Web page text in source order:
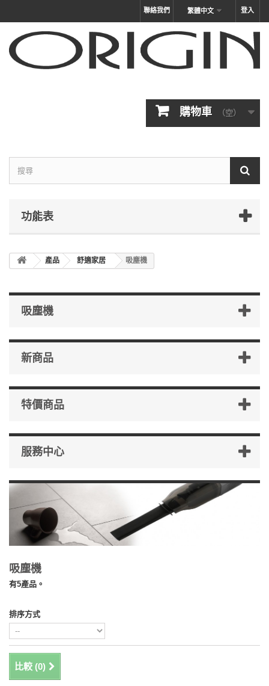
登入
繁體中文
聯絡我們
購物車 （空）
功能表
產品 舒適家居 吸塵機
吸塵機
新商品
特價商品
服務中心
吸塵機
有5產品。
排序方式
比較 (0)